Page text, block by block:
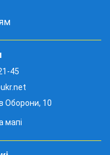
45
Оборони, 10
мапі